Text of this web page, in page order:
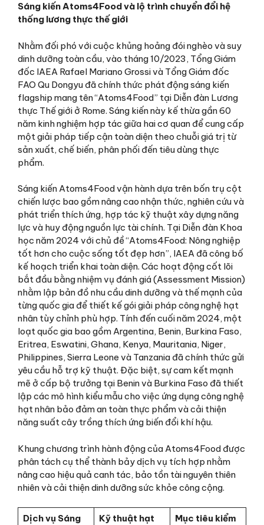
Sáng kiến Atoms4Food và lộ trình chuyển đổi hệ
thống lương thực thế giới
Nhằm đối phó với cuộc khủng hoảng đói nghèo và suy
dinh dưỡng toàn cầu, vào tháng 10/2023, Tổng Giám
đốc IAEA Rafael Mariano Grossi và Tổng Giám đốc
FAO Qu Dongyu đã chính thức phát động sáng kiến
flagship mang tên “Atoms4Food” tại Diễn đàn Lương
thực Thế giới ở Rome. Sáng kiến này kế thừa gần 60
năm kinh nghiệm hợp tác giữa hai cơ quan để cung cấp
một giải pháp tiếp cận toàn diện theo chuỗi giá trị từ
sản xuất, chế biến, phân phối đến tiêu dùng thực
phẩm.
Sáng kiến Atoms4Food vận hành dựa trên bốn trụ cột
chiến lược bao gồm nâng cao nhận thức, nghiên cứu và
phát triển thích ứng, hợp tác kỹ thuật xây dựng năng
lực và huy động nguồn lực tài chính. Tại Diễn đàn Khoa
học năm 2024 với chủ đề “Atoms4Food: Nông nghiệp
tốt hơn cho cuộc sống tốt đẹp hơn”, IAEA đã công bố
kế hoạch triển khai toàn diện. Các hoạt động cốt lõi
bắt đầu bằng nhiệm vụ đánh giá (Assessment Mission)
nhằm lập bản đồ nhu cầu dinh dưỡng và thế mạnh của
từng quốc gia để thiết kế gói giải pháp công nghệ hạt
nhân tùy chỉnh phù hợp. Tính đến cuối năm 2024, một
loạt quốc gia bao gồm Argentina, Benin, Burkina Faso,
Eritrea, Eswatini, Ghana, Kenya, Mauritania, Niger,
Philippines, Sierra Leone và Tanzania đã chính thức gửi
yêu cầu hỗ trợ kỹ thuật. Đặc biệt, sự cam kết mạnh
mẽ ở cấp bộ trưởng tại Benin và Burkina Faso đã thiết
lập các mô hình kiểu mẫu cho việc ứng dụng công nghệ
hạt nhân bảo đảm an toàn thực phẩm và cải thiện
năng suất cây trồng thích ứng biến đổi khí hậu.
Khung chương trình hành động của Atoms4Food được
phân tách cụ thể thành bảy dịch vụ tích hợp nhằm
nâng cao hiệu quả canh tác, bảo tồn tài nguyên thiên
nhiên và cải thiện dinh dưỡng sức khỏe công cộng.
Dịch vụ Sáng
Kỹ thuật hạt
Mục tiêu kiểm